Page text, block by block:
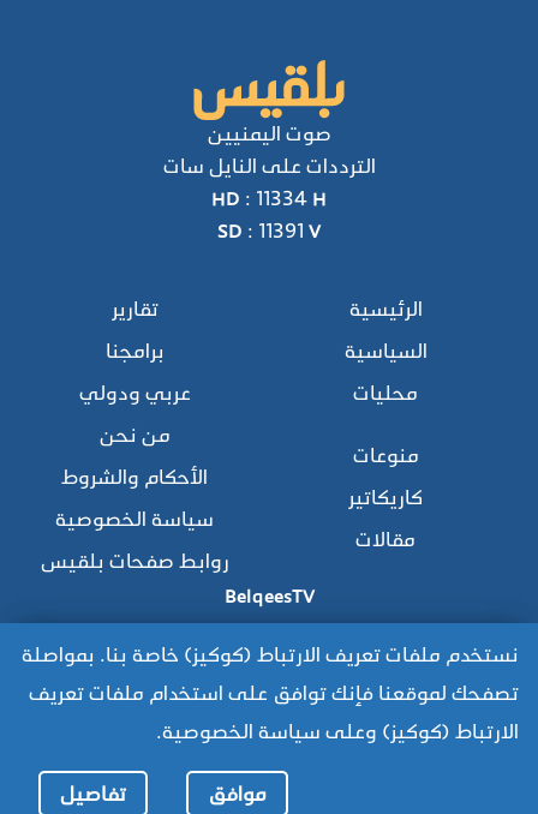
نستخدم ملفات تعريف الارتباط (كوكيز) خاصة بنا. بمواصلة
تصفحك لموقعنا فإنك توافق على استخدام ملفات تعريف
الارتباط (كوكيز) وعلى سياسة الخصوصية.
موافق تفاصيل
صوت اليمنيين
الترددات على النايل سات
HD : 11334 H
SD : 11391 V
الرئيسية
السياسية
محليات
تقارير
برامجنا
عربي ودولي
منوعات
كاريكاتير
مقالات
من نحن
الأحكام والشروط
سياسة الخصوصية
روابط صفحات بلقيس
BelqeesTV
للوصول للموقع القديم:
https://www.old.belqees.net